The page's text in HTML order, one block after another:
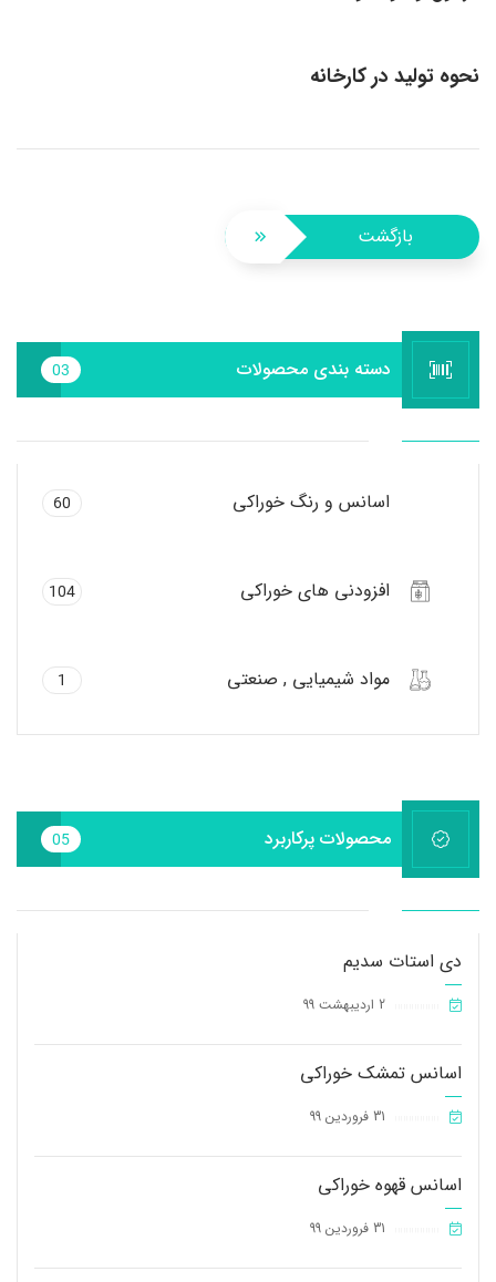
نحوه تولید در کارخانه
بازگشت
دسته بندی محصولات 03
اسانس و رنگ خوراکی 60
افزودنی های خوراکی 104
مواد شیمیایی , صنعتی 1
محصولات پرکاربرد 05
دی استات سدیم
اسانس تمشک خوراکی
اسانس قهوه خوراکی